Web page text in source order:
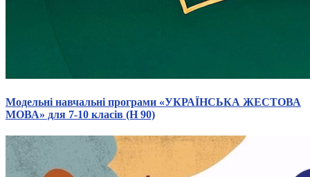
Модельні навчальні програми «УКРАЇНСЬКА ЖЕСТОВА
МОВА» для 7-10 класів (Н 90)